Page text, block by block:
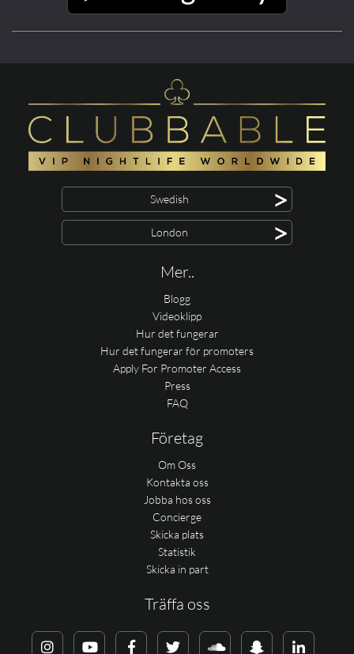
Swedish >
London >
Mer..
Blogg
Videoklipp
Hur det fungerar
Hur det fungerar för promoters
Apply For Promoter Access
Press
FAQ
Företag
Om Oss
Kontakta oss
Jobba hos oss
Concierge
Skicka plats
Statistik
Skicka in part
Träffa oss